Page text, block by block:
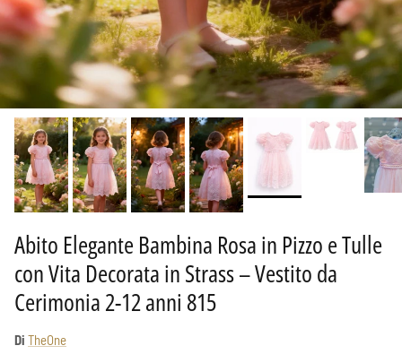
Abito Elegante Bambina Rosa in Pizzo e Tulle
con Vita Decorata in Strass – Vestito da
Cerimonia 2-12 anni 815
Di TheOne